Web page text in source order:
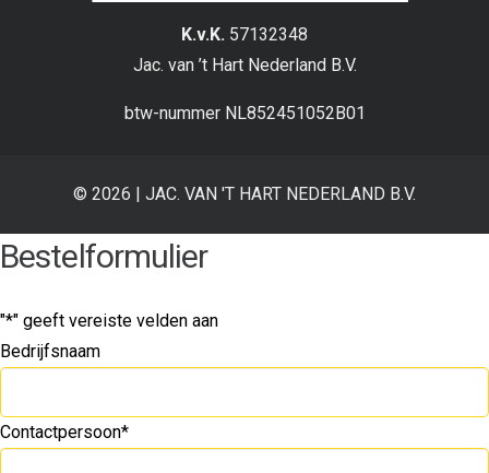
K.v.K. 57132348
Jac. van ’t Hart Nederland B.V.
btw-nummer NL852451052B01
© 2026 | JAC. VAN 'T HART NEDERLAND B.V.
Bestelformulier
"*" geeft vereiste velden aan
Bedrijfsnaam
Contactpersoon*